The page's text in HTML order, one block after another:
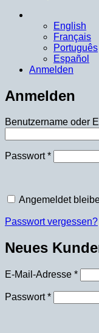
English
Français
Português
Español
Anmelden
Anmelden
Benutzername oder
Passwort*Erforderlich
Angemeldet
Passwort vergessen?
Neues
E-Mail-Adresse *
Passwort*Erforderlich